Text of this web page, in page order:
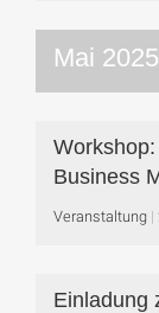
Mai 2025
Business
Veranstaltung
Einladung